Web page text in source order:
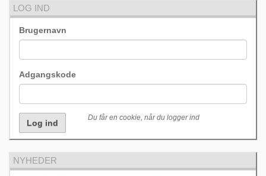
LOG IND
Brugernavn
Adgangskode
Du får en cookie, når du logger ind
NYHEDER